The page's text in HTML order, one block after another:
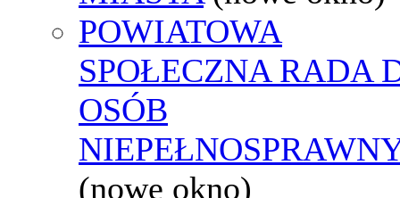
POWIATOWA
SPOŁECZNA RADA
OSÓB
(nowe okno)